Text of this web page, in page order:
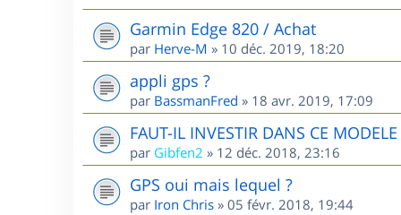
Garmin Edge 820 / Achat
par Herve-M » 10 déc. 2019, 18:20
appli gps ?
par BassmanFred » 18 avr. 2019, 17:09
FAUT-IL INVESTIR DANS CE
par Gibfen2 » 12 déc. 2018, 23:16
GPS oui mais lequel ?
par Iron Chris » 05 févr. 2018, 19:44